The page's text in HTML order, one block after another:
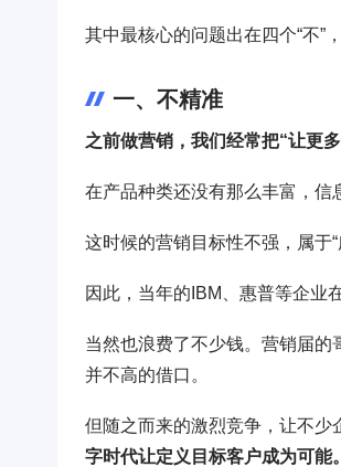
其中最核心的问题出在四个“不”
一、不精准
之前做营销，我们经常把“让更
在产品种类还没有那么丰富，信
这时候的营销目标性不强，属于
因此，当年的IBM、惠普等企业
当然也浪费了不少钱。营销届的
并不高的借口。
但随之而来的激烈竞争，让不少
字时代让定义目标客户成为可能。